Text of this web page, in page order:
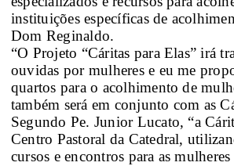
instituições específicas de
Dom Reginaldo.
“O Projeto “Cáritas para Elas” irá
ouvidas por mulheres e eu me
quartos para o acolhimento de
também será em conjunto com as
Segundo Pe. Junior Lucato, “a
Centro Pastoral da Catedral,
cursos e encontros para as mulheres